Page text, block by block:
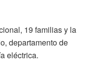
19 familias y la
departamento de
eléctrica.